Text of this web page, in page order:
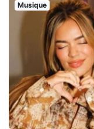
Musique